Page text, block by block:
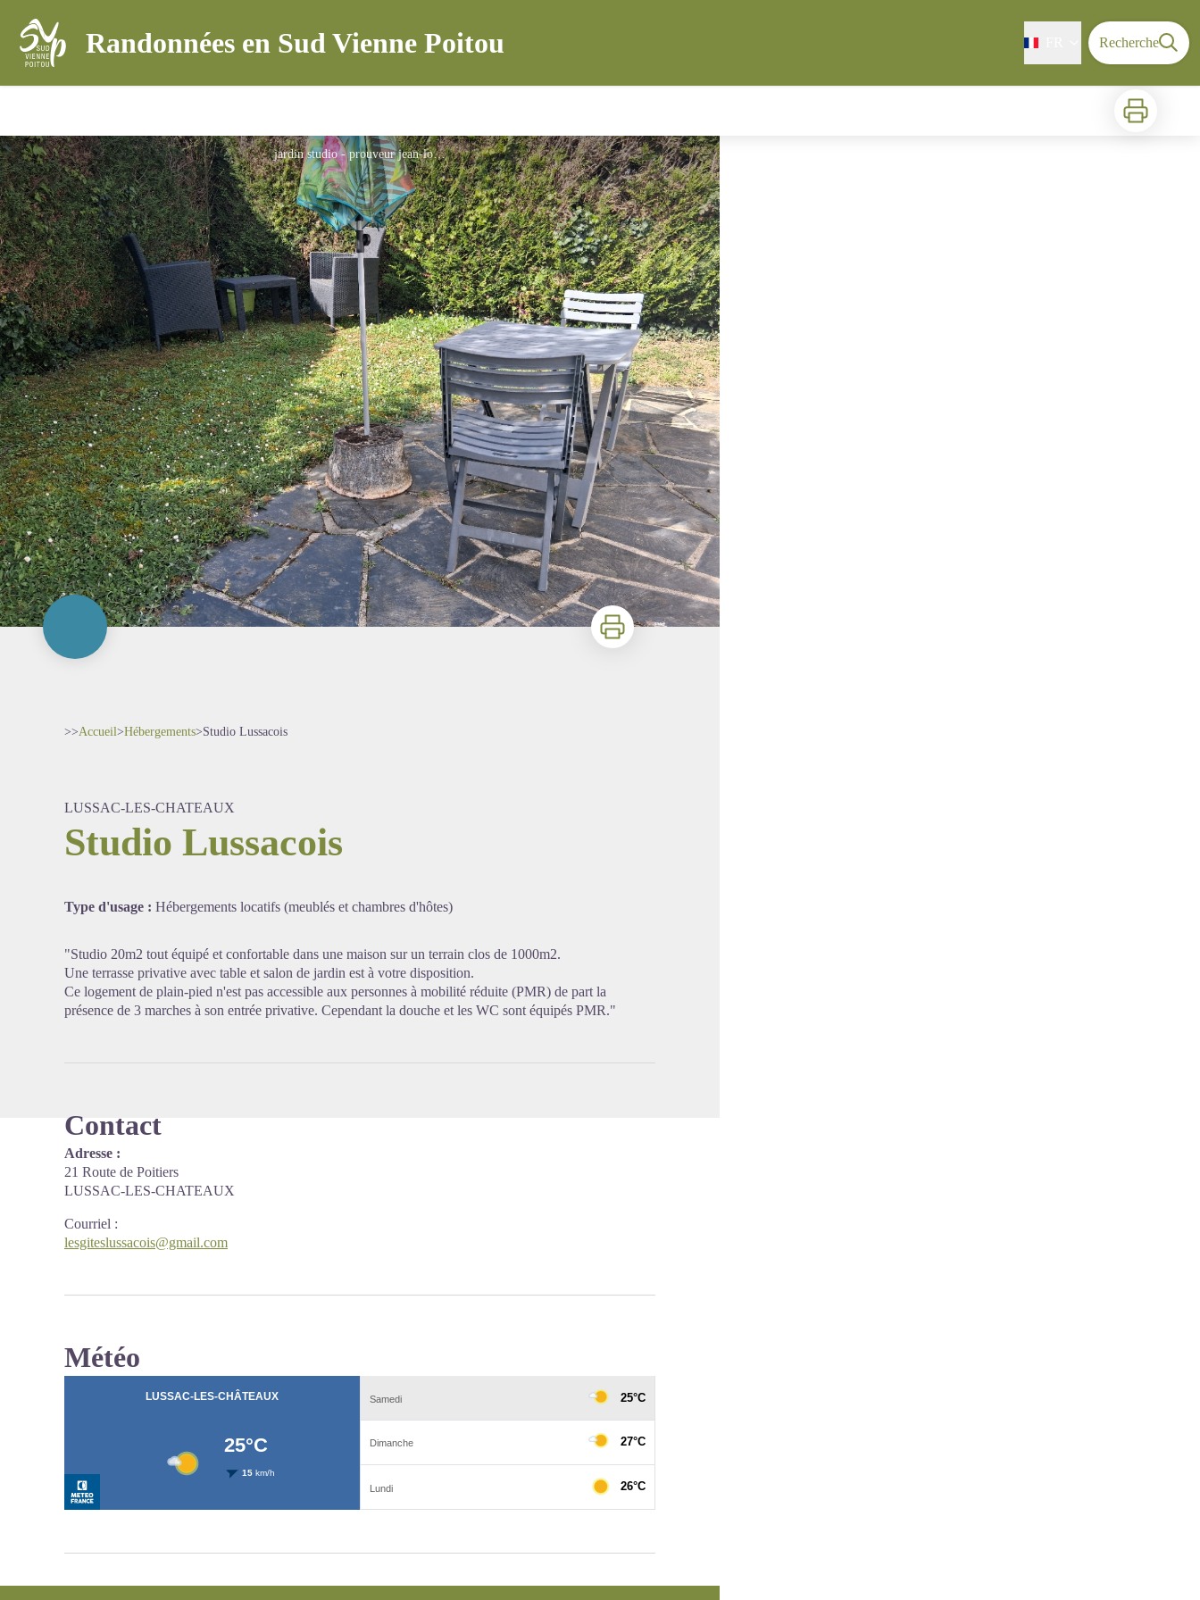
Randonnées en Sud Vienne Poitou Recherche
Imprimer
jardin studio - prouveur jean-louis
Imprimer
>>Accueil>Hébergements>Studio Lussacois
LUSSAC-LES-CHATEAUX
Studio Lussacois
Type d'usage : Hébergements locatifs (meublés et chambres d'hôtes)
"Studio 20m2 tout équipé et confortable dans une maison sur un terrain clos de 1000m2.
Une terrasse privative avec table et salon de jardin est à votre disposition.
Ce logement de plain-pied n'est pas accessible aux personnes à mobilité réduite (PMR) de part la
présence de 3 marches à son entrée privative. Cependant la douche et les WC sont équipés PMR."
Contact
Adresse :
21 Route de Poitiers
LUSSAC-LES-CHATEAUX
Courriel :
lesgiteslussacois@gmail.com
Météo